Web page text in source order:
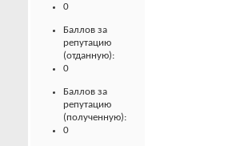
0
Баллов за
репутацию
(отданную):
0
Баллов за
репутацию
(полученную):
0